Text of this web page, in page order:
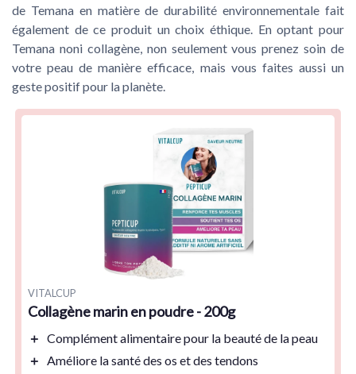
de Temana en matière de durabilité environnementale fait
également de ce produit un choix éthique. En optant pour
Temana noni collagène, non seulement vous prenez soin de
votre peau de manière efficace, mais vous faites aussi un
geste positif pour la planète.
VITALCUP
Collagène marin en poudre - 200g
＋ Complément alimentairepour la beauté de la peau
＋ Améliore la santé des os et des tendons